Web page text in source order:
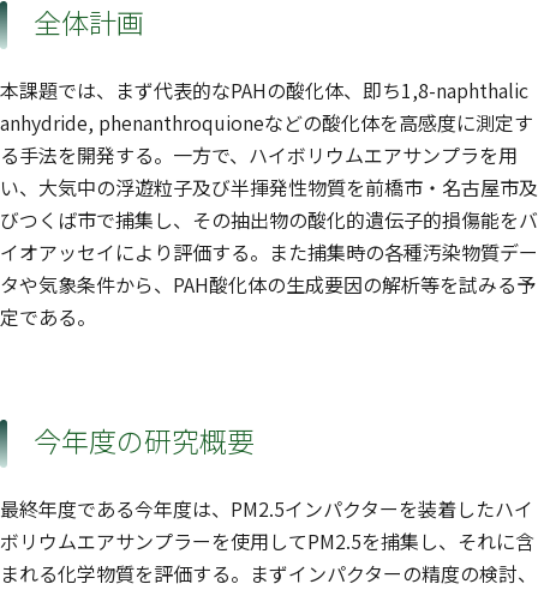
全体計画
本課題では、まず代表的なPAHの酸化体、即ち1,8-naphthalic
anhydride, phenanthroquioneなどの酸化体を高感度に測定す
る手法を開発する。一方で、ハイボリウムエアサンプラを用
い、大気中の浮遊粒子及び半揮発性物質を前橋市・名古屋市及
びつくば市で捕集し、その抽出物の酸化的遺伝子的損傷能をバ
イオアッセイにより評価する。また捕集時の各種汚染物質デー
タや気象条件から、PAH酸化体の生成要因の解析等を試みる予
定である。
今年度の研究概要
最終年度である今年度は、PM2.5インパクターを装着したハイ
ボリウムエアサンプラーを使用してPM2.5を捕集し、それに含
まれる化学物質を評価する。まずインパクターの精度の検討、